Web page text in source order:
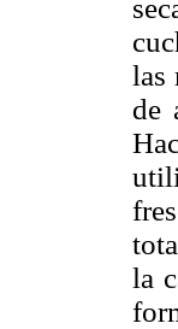
las
de
la